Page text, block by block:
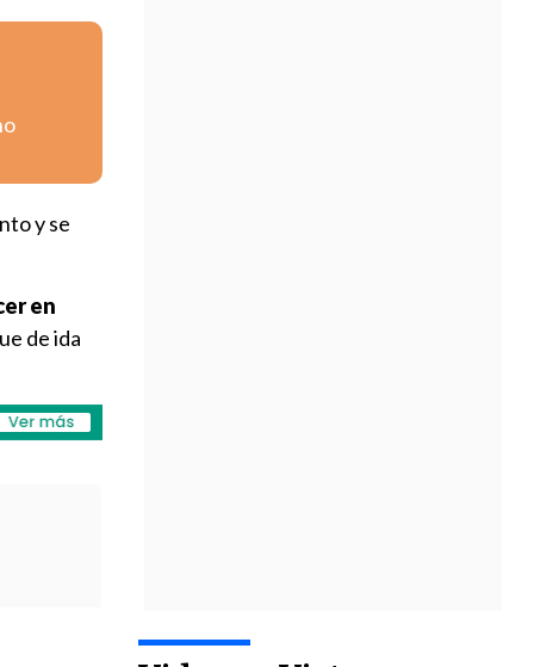
y se
en
de ida